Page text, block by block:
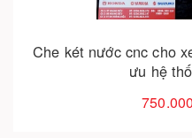
Che két nước cnc cho
ưu hệ